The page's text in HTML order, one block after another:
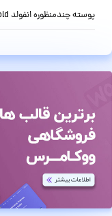
پوسته چندمنظوره انفولد Enfold نسخه 7.1.6